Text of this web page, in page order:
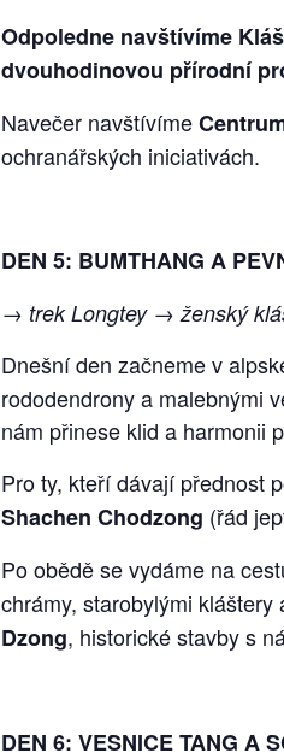
Odpoledne navštívíme
dvouhodinovou přírodní
Navečer navštívíme
ochranářských iniciativách.
DEN 5: BUMTHANG A
→ trek Longtey → ženský
Dnešní den začneme v
rododendrony a malebnými
nám přinese klid a harmonii
Pro ty, kteří dávají přednost
Shachen Chodzong (řád
Po obědě se vydáme na
chrámy, starobylými kláštery
Dzong, historické stavby s
DEN 6: VESNICE TANG A